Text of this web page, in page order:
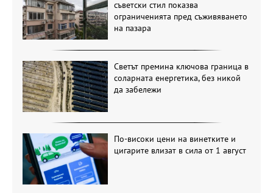
съветски стил показва
ограниченията пред съживяването
на пазара
Светът премина ключова граница в
соларната енергетика, без никой
да забележи
По-високи цени на винетките и
цигарите влизат в сила от 1 август